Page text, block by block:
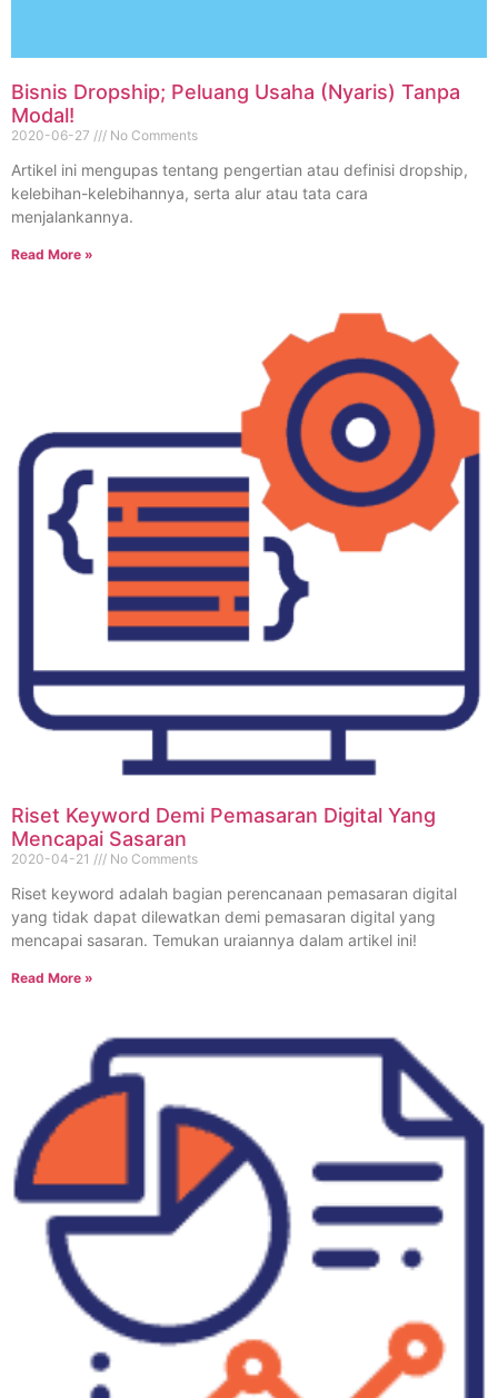
Bisnis Dropship; Peluang Usaha (Nyaris) Tanpa
Modal!
2020-06-27 No Comments
Artikel ini mengupas tentang pengertian atau definisi dropship,
kelebihan-kelebihannya, serta alur atau tata cara
menjalankannya.
Read More »
Riset Keyword Demi Pemasaran Digital Yang
Mencapai Sasaran
2020-04-21 No Comments
Riset keyword adalah bagian perencanaan pemasaran digital
yang tidak dapat dilewatkan demi pemasaran digital yang
mencapai sasaran. Temukan uraiannya dalam artikel ini!
Read More »